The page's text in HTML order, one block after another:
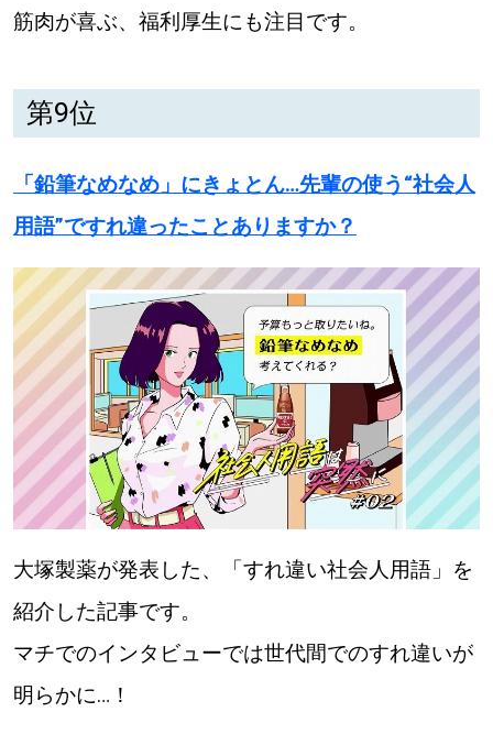
パートナーメディア Sitakkeパートナー
情報提供・お問い合わせ 利用規約
プライバシーポリシー
閉じる
筋肉が喜ぶ、福利厚生にも注目です。
第9位
「鉛筆なめなめ」にきょとん…先輩の使う“社会人
用語”ですれ違ったことありますか？
大塚製薬が発表した、「すれ違い社会人用語」を
紹介した記事です。
マチでのインタビューでは世代間でのすれ違いが
明らかに…！